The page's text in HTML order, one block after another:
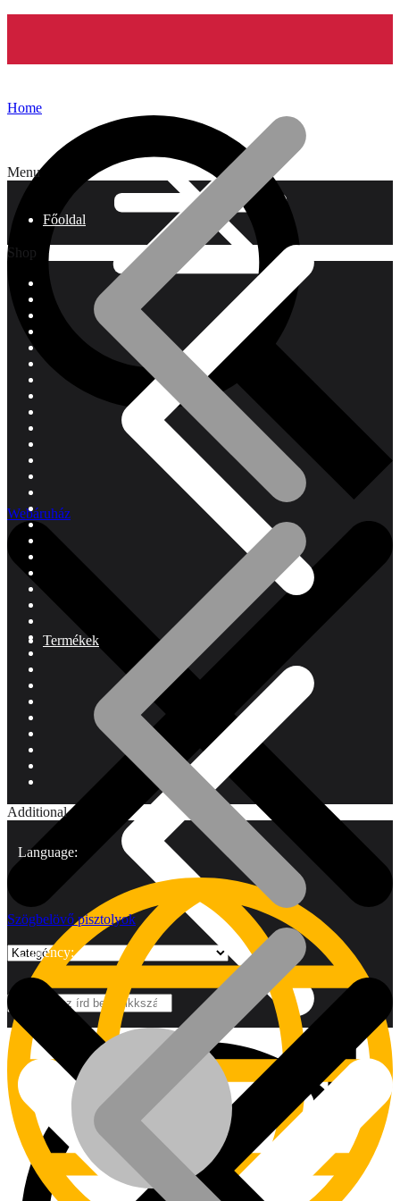
Menu
Főoldal
Termékek
Márkák
Shop
Additional
Language:
Currency:
Home
Webáruház
Szögbelövő pisztolyok